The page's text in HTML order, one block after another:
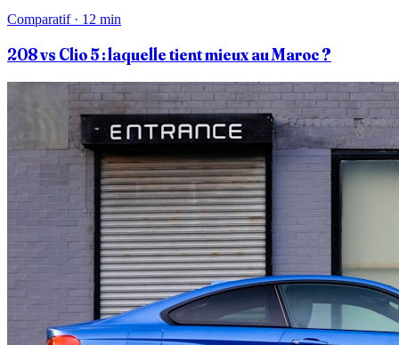
Comparatif · 12 min
208 vs Clio 5 : laquelle tient mieux au Maroc ?